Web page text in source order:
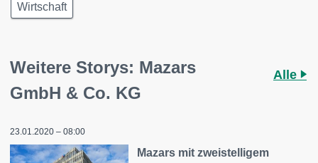
Wirtschaft
Weitere Storys: Mazars
GmbH & Co. KG
Alle
23.01.2020 – 08:00
Mazars mit zweistelligem